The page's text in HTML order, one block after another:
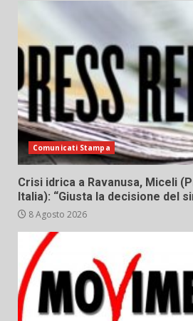
Comunicati Stampa
Crisi idrica a Ravanusa, Miceli
Italia): “Giusta la decisione del
8 Agosto 2026